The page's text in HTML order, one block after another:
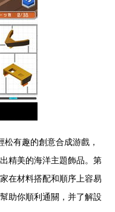
松有趣的創意合成游戲，
精美的海洋主題飾品。第
在材料搭配和順序上容易
助你順利通關，并了解設